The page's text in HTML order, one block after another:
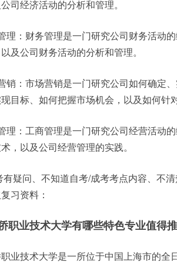
司经济活动的分析和管理。
理：财务管理是一门研究公司财务活动
及公司财务活动的分析和管理。
销：市场营销是一门研究公司如何确定
目标、如何把握市场机会，以及如何针
理：工商管理是一门研究公司经营活动
，以及公司经营管理的实践。
有疑问、不知道自考/成考考点内容、不
习资料：
职业技术大学有哪些特色专业值得
业技术大学是一所位于中国上海市的